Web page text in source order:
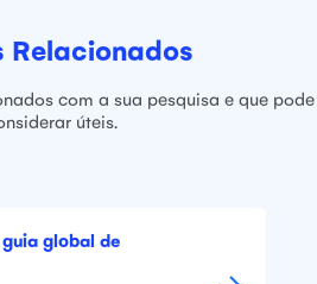
Relacionados
com a sua pesquisa e que pode
úteis.
global de